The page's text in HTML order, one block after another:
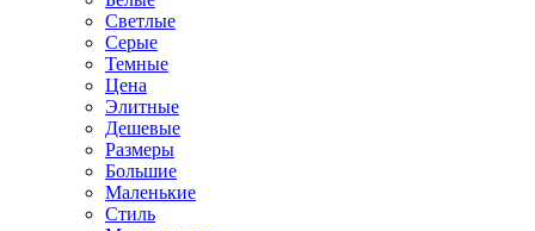
Светлые
Серые
Темные
Цена
Элитные
Дешевые
Размеры
Большие
Маленькие
Стиль